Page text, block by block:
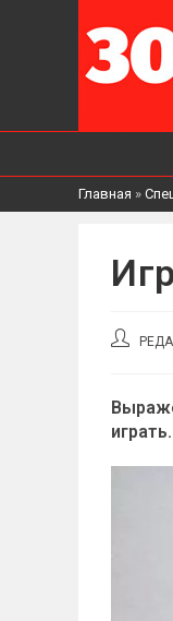
Главная »
Автор
играть.